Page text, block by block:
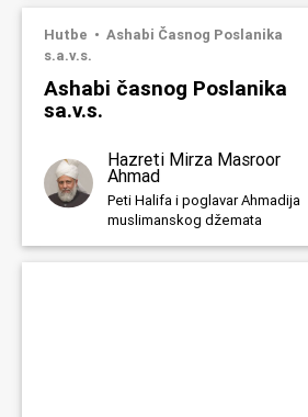
Hutbe
Ashabi Časnog Poslanika
s.a.v.s.
Ashabi časnog Poslanika
sa.v.s.
Hazreti Mirza Masroor
Ahmad
Peti Halifa i poglavar Ahmadija
muslimanskog džemata